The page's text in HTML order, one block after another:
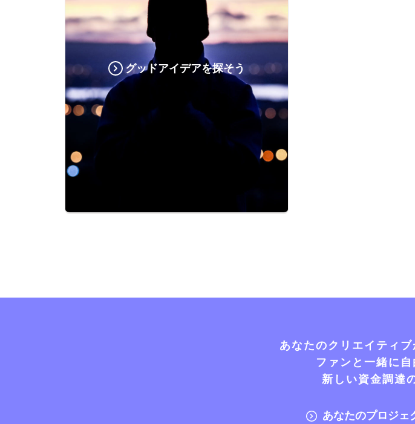
グッドアイデアを探そう
あなたのクリエイティ
ファンと一緒に
新しい資金調達
あなたのプロジェ